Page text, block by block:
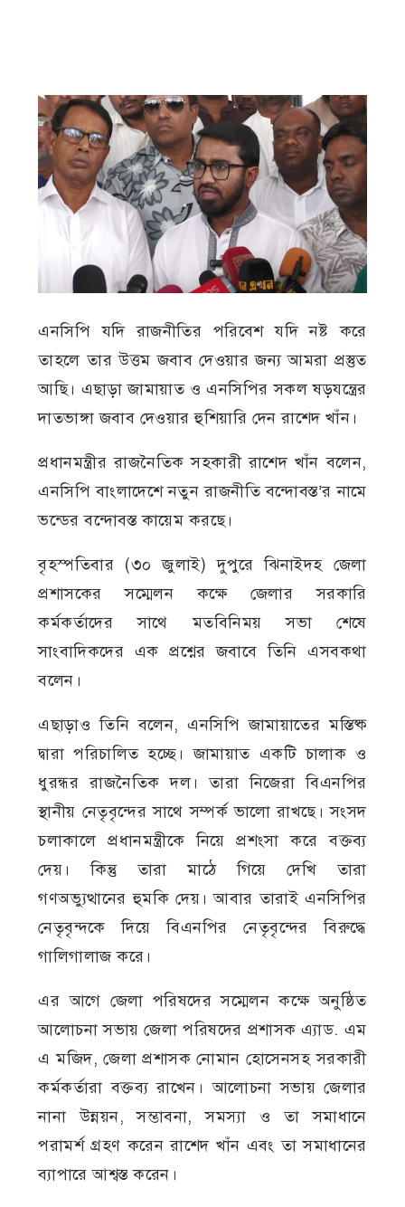
এনসিপি যদি রাজনীতির পরিবেশ যদি নষ্ট করে
তাহলে তার উত্তম জবাব দেওয়ার জন্য আমরা প্রস্তুত
আছি। এছাড়া জামায়াত ও এনসিপির সকল ষড়যন্ত্রের
দাতভাঙ্গা জবাব দেওয়ার হুশিয়ারি দেন রাশেদ খাঁন।
প্রধানমন্ত্রীর রাজনৈতিক সহকারী রাশেদ খাঁন বলেন,
এনসিপি বাংলাদেশে নতুন রাজনীতি বন্দোবস্ত’র নামে
ভন্ডের বন্দোবস্ত কায়েম করছে।
বৃহস্পতিবার (৩০ জুলাই) দুপুরে ঝিনাইদহ জেলা
প্রশাসকের সম্মেলন কক্ষে জেলার সরকারি
কর্মকর্তাদের সাথে মতবিনিময় সভা শেষে
সাংবাদিকদের এক প্রশ্নের জবাবে তিনি এসবকথা
বলেন।
এছাড়াও তিনি বলেন, এনসিপি জামায়াতের মস্তিষ্ক
দ্বারা পরিচালিত হচ্ছে। জামায়াত একটি চালাক ও
ধুরন্ধর রাজনৈতিক দল। তারা নিজেরা বিএনপির
স্থানীয় নেতৃবৃন্দের সাথে সম্পর্ক ভালো রাখছে। সংসদ
চলাকালে প্রধানমন্ত্রীকে নিয়ে প্রশংসা করে বক্তব্য
দেয়। কিন্তু তারা মাঠে গিয়ে দেখি তারা
গণঅভ্যুত্থানের হুমকি দেয়। আবার তারাই এনসিপির
নেতৃবৃন্দকে দিয়ে বিএনপির নেতৃবৃন্দের বিরুদ্ধে
গালিগালাজ করে।
এর আগে জেলা পরিষদের সম্মেলন কক্ষে অনুষ্ঠিত
আলোচনা সভায় জেলা পরিষদের প্রশাসক এ্যাড. এম
এ মজিদ, জেলা প্রশাসক নোমান হোসেনসহ সরকারী
কর্মকর্তারা বক্তব্য রাখেন। আলোচনা সভায় জেলার
নানা উন্নয়ন, সম্ভাবনা, সমস্যা ও তা সমাধানে
পরামর্শ গ্রহণ করেন রাশেদ খাঁন এবং তা সমাধানের
ব্যাপারে আশ্বস্ত করেন।